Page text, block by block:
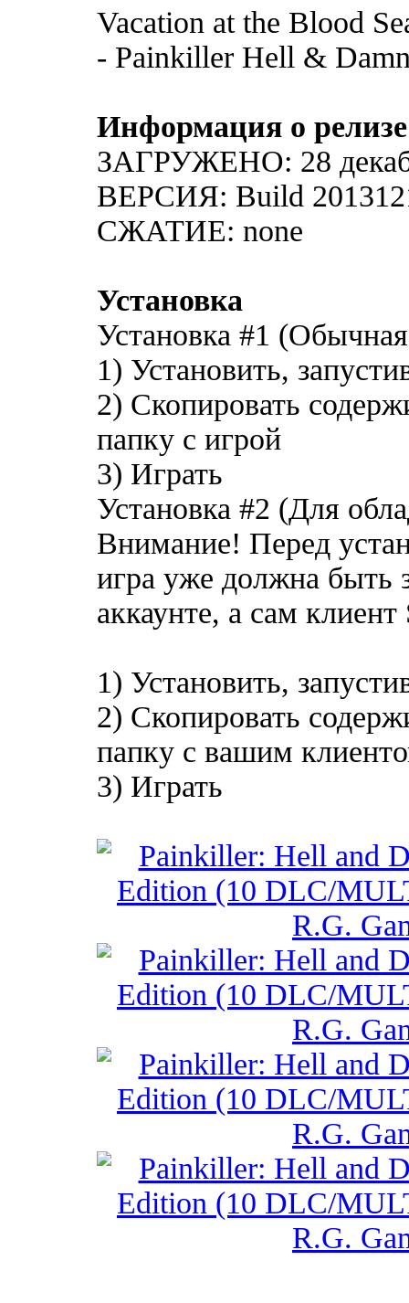
Vacation at the Blood
- Painkiller Hell &
Информация о
ЗАГРУЖЕНО: 28
ВЕРСИЯ: Build
СЖАТИЕ: none
Установка
Установка #1
1) Установить,
2) Скопировать
папку с игрой
3) Играть
Установка #2 (Для
Внимание! Перед
игра уже должна быть
аккаунте, а сам
1) Установить,
2) Скопировать
папку с вашим
3) Играть